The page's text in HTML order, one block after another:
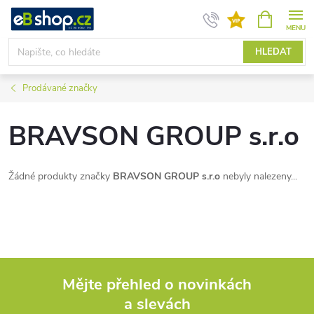
Přejít
obsah
HLEDAT
NÁKUPNÍ
KOŠÍK
Prodávané značky
BRAVSON GROUP s.r.o
Žádné produkty značky BRAVSON GROUP s.r.o nebyly nalezeny...
Mějte přehled o novinkách
a slevách